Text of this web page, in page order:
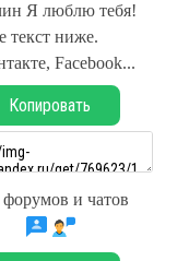
Я люблю тебя!
текст ниже.
Facebook...
Копировать
и чатов